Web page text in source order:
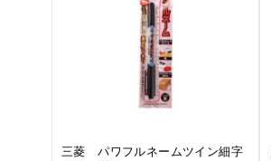
三菱 パワフルネームツイン細字